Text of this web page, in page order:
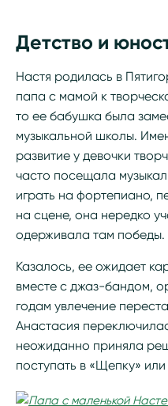
Детство и
Настя родилась в
папа с мамой к
то ее бабушка была
музыкальной школы.
развитие у девочки
часто посещала
играть на фортепиано,
на сцене, она нередко
одерживала там победы.
Казалось, ее ожидает
вместе с джаз-бандом,
годам увлечение
Анастасия
неожиданно приняла
поступать в «Щепку»